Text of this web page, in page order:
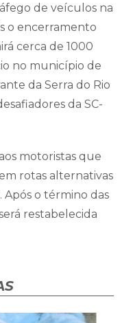
de veículos na
o encerramento
cerca de 1000
no município de
da Serra do Rio
da SC-
motoristas que
rotas alternativas
o término das
restabelecida